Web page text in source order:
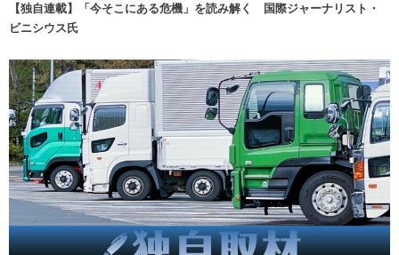
【独自連載】「今そこにある危機」を読み解く 国際ジャーナリスト・
ビニシウス氏